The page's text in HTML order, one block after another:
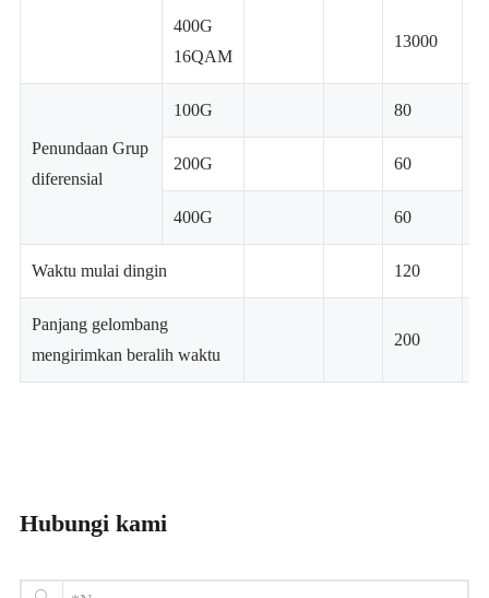
400G
16QAM
13000
Penundaan Grup
diferensial
100G 80
200G 60
400G 60
Waktu mulai dingin 120
Panjang gelombang
mengirimkan beralih waktu
200
Hubungi kami